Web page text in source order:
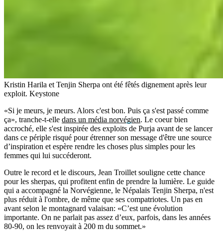
Kristin Harila et Tenjin Sherpa ont été fêtés dignement après leur
exploit. Keystone
«Si je meurs, je meurs. Alors c'est bon. Puis ça s'est passé comme
ça», tranche-t-elle dans un média norvégien. Le coeur bien
accroché, elle s'est inspirée des exploits de Purja avant de se lancer
dans ce périple risqué pour étrenner son message d'être une source
d’inspiration et espère rendre les choses plus simples pour les
femmes qui lui succéderont.
Outre le record et le discours, Jean Troillet souligne cette chance
pour les sherpas, qui profitent enfin de prendre la lumière. Le guide
qui a accompagné la Norvégienne, le Népalais Tenjin Sherpa, n'est
plus réduit à l'ombre, de même que ses compatriotes. Un pas en
avant selon le montagnard valaisan: «C’est une évolution
importante. On ne parlait pas assez d’eux, parfois, dans les années
80-90, on les renvoyait à 200 m du sommet.»